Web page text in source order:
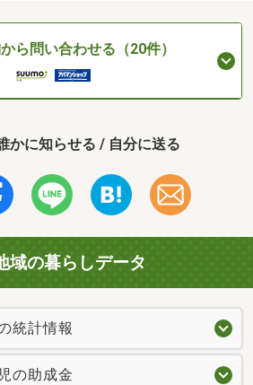
ら問い合わせる（20件）
かに知らせる / 自分に送る
域の暮らしデータ
統計情報
の助成金